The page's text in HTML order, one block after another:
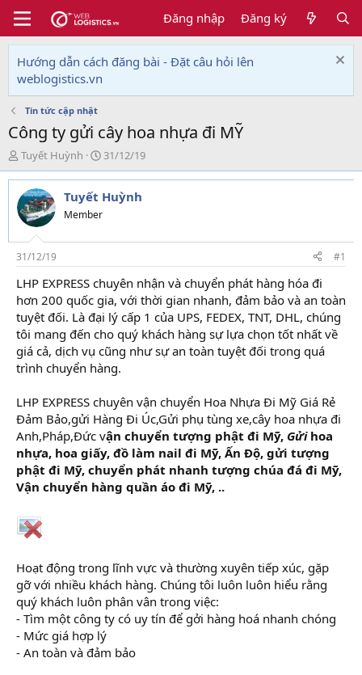
Đăng nhập Đăng ký
Hướng dẫn cách đăng bài - Đặt câu hỏi lên
weblogistics.vn
Tin tức cập nhật
Công ty gửi cây hoa nhựa đi MỸ
T
h
r
e
a
d
s
t
a
r
t
e
r
Tuyết Huỳnh
N
g
à
y
i
31/12/19
Tuyết Huỳnh
Member
31/12/19 #1
LHP EXPRESS chuyên nhận và chuyển phát hàng hóa đi
hơn 200 quốc gia, với thời gian nhanh, đảm bảo và an toàn
tuyệt đối. Là đại lý cấp 1 của UPS, FEDEX, TNT, DHL, chúng
tôi mang đến cho quý khách hàng sự lựa chọn tốt nhất về
giá cả, dịch vụ cũng như sự an toàn tuyệt đối trong quá
trình chuyển hàng.
LHP EXPRESS chuyên vận chuyển Hoa Nhựa Đi Mỹ Giá Rẻ
Đảm Bảo,gửi Hàng Đi Úc,Gửi phụ tùng xe,cây hoa nhựa đi
Anh,Pháp,Đức vận chuyển tượng phật đi Mỹ, Gửi hoa
nhựa, hoa giấy, đồ làm nail đi Mỹ, Ấn Độ, gửi tượng
phật đi Mỹ, chuyển phát nhanh tượng chúa đá đi Mỹ,
Vận chuyển hàng quần áo đi Mỹ, ..
Hoạt động trong lĩnh vực và thường xuyên tiếp xúc, gặp
gỡ với nhiều khách hàng. Chúng tôi luôn luôn hiểu rằng
quý khách luôn phân vân trong việc:
- Tìm một công ty có uy tín để gởi hàng hoá nhanh chóng
- Mức giá hợp lý
- An toàn và đảm bảo